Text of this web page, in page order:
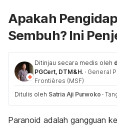
Apakah
Sembuh? Ini
Ditinjau secara medis oleh
PGCert, DTM&H. · General
Frontières (MSF)
Ditulis oleh Satria Aji Purwoko ·
Paranoid adalah gangguan